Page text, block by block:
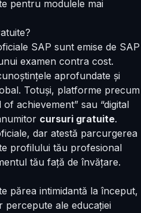
pentru modulele mai
SAP sunt emise de SAP
examen contra cost.
aprofundate și
Totuși, platforme precum
achievement” sau “digital
cursuri gratuite.
dar atestă parcurgerea
profilului tău profesional
tău față de învățare.
părea intimidantă la început,
percepute ale educației